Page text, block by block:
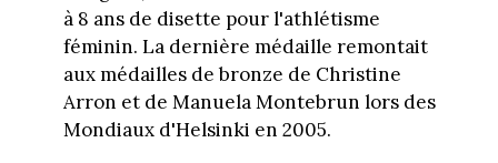
à 8 ans de disette pour l'athlétisme
féminin. La dernière médaille remontait
aux médailles de bronze de Christine
Arron et de Manuela Montebrun lors des
Mondiaux d'Helsinki en 2005.